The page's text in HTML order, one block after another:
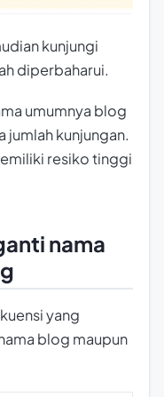
kunjungi
diperbaharui.
umumnya blog
kunjungan.
resiko tinggi
nama
yang
blog maupun